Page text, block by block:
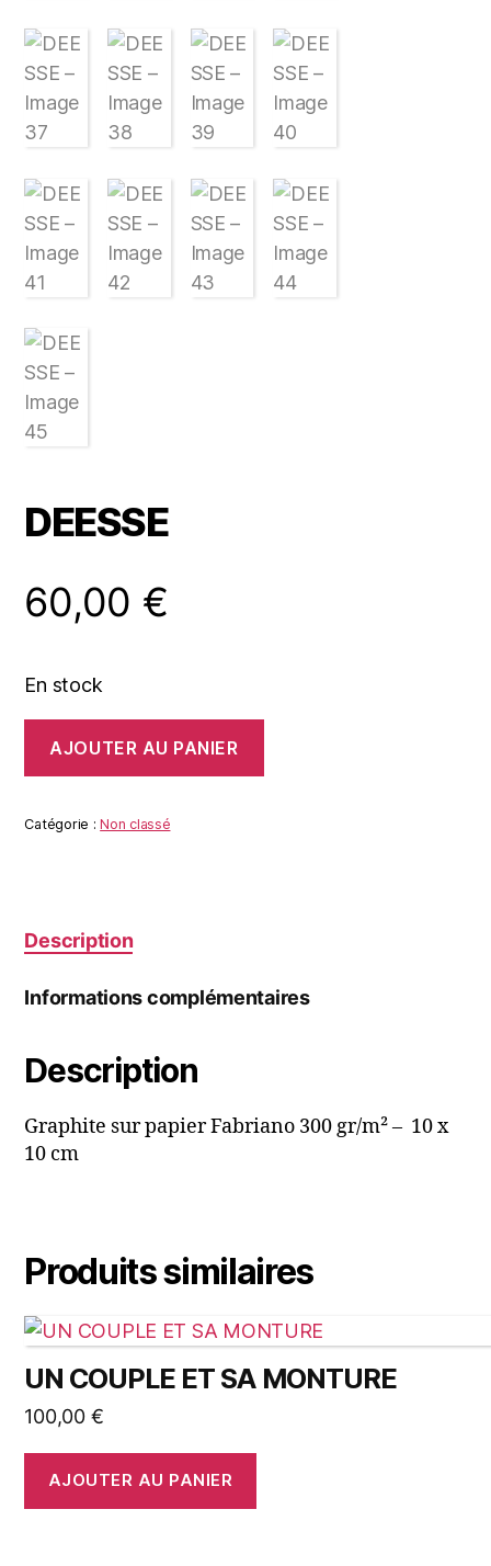
DEESSE
60,00 €
En stock
DEESSE
AJOUTER AU PANIER
Catégorie :Non classé
Description
Informations complémentaires
Description
Graphite sur papier Fabriano 300 gr/m² – 10 x
10 cm
Produits similaires
UN COUPLE ET SA MONTURE
100,00 €
AJOUTER AU PANIER